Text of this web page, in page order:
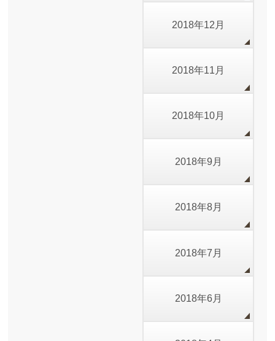
2018年12月
2018年11月
2018年10月
2018年9月
2018年8月
2018年7月
2018年6月